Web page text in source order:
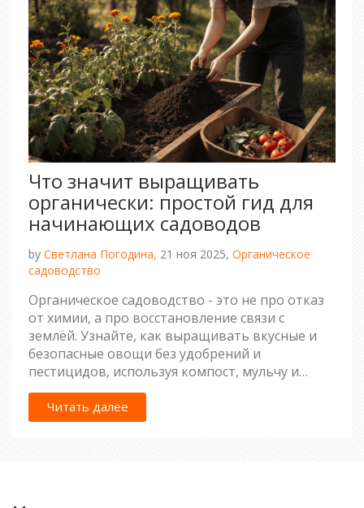
Что значит выращивать
органически: простой гид для
начинающих садоводов
by Светлана Погодина, 21 ноя 2025, Органическое
садоводство
Органическое садоводство - это не про отказ
от химии, а про восстановление связи с
землёй. Узнайте, как выращивать вкусные и
безопасные овощи без удобрений и
пестицидов, используя компост, мульчу и
природные методы.
Читать далее